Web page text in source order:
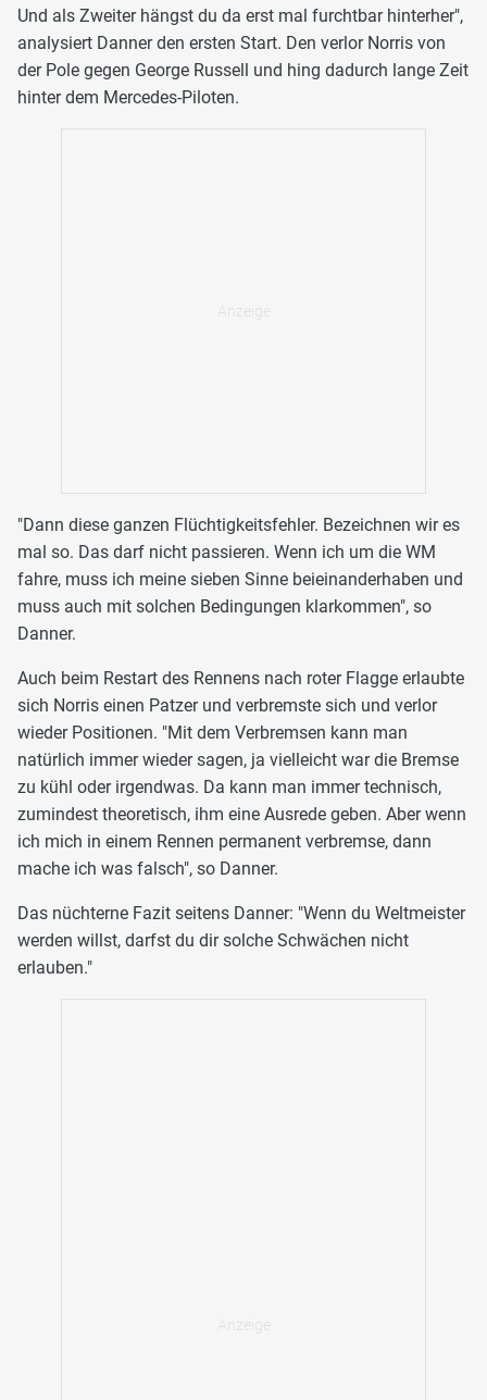
Und als Zweiter hängst du da erst mal furchtbar hinterher",
analysiert Danner den ersten Start. Den verlor Norris von
der Pole gegen George Russell und hing dadurch lange Zeit
hinter dem Mercedes-Piloten.
"Dann diese ganzen Flüchtigkeitsfehler. Bezeichnen wir es
mal so. Das darf nicht passieren. Wenn ich um die WM
fahre, muss ich meine sieben Sinne beieinanderhaben und
muss auch mit solchen Bedingungen klarkommen", so
Danner.
Auch beim Restart des Rennens nach roter Flagge erlaubte
sich Norris einen Patzer und verbremste sich und verlor
wieder Positionen. "Mit dem Verbremsen kann man
natürlich immer wieder sagen, ja vielleicht war die Bremse
zu kühl oder irgendwas. Da kann man immer technisch,
zumindest theoretisch, ihm eine Ausrede geben. Aber wenn
ich mich in einem Rennen permanent verbremse, dann
mache ich was falsch", so Danner.
Das nüchterne Fazit seitens Danner: "Wenn du Weltmeister
werden willst, darfst du dir solche Schwächen nicht
erlauben."